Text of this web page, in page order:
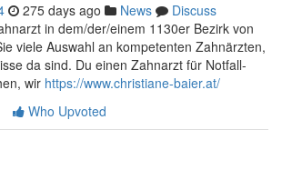
275 days ago News
Discuss
in dem/der/einem 1130er Bezirk von
viele Auswahl an kompetenten Zahnärzten,
da sind. Du einen Zahnarzt für Notfall-
wir https://www.christiane-baier.at/
Who Upvoted